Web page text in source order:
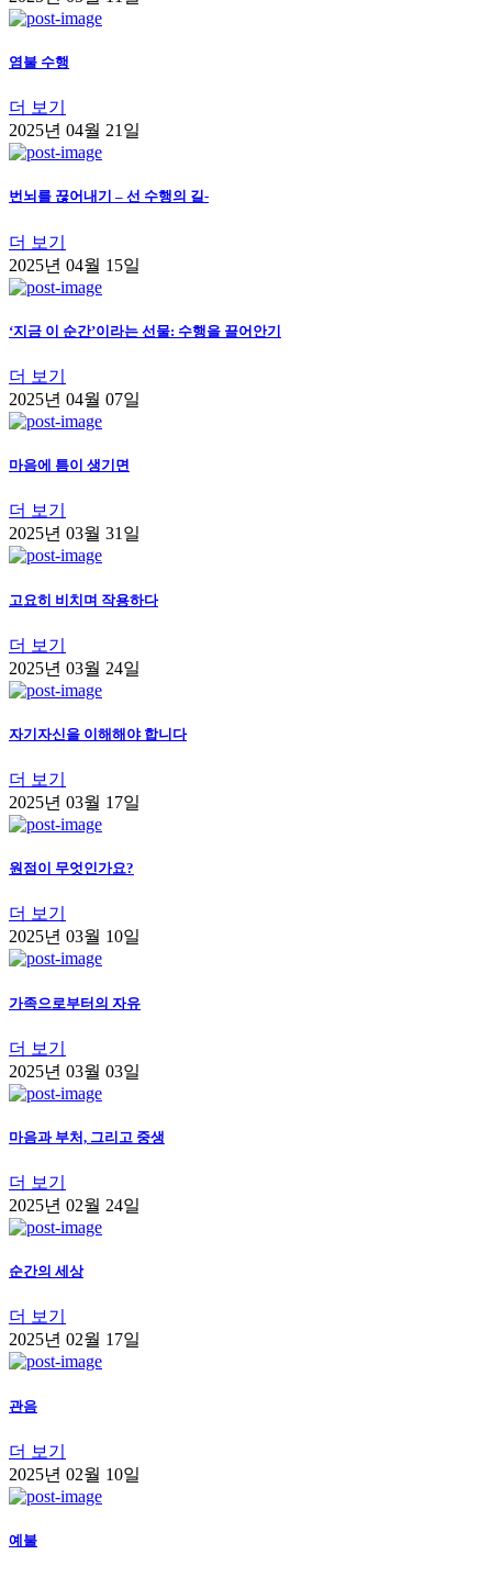
염불 수행
더 보기
2025년 04월 21일
번뇌를 끊어내기 – 선 수행의 길-
더 보기
2025년 04월 15일
‘지금 이 순간’이라는 선물: 수행을 끌어안기
더 보기
2025년 04월 07일
마음에 틈이 생기면
더 보기
2025년 03월 31일
고요히 비치며 작용하다
더 보기
2025년 03월 24일
자기자신을 이해해야 합니다
더 보기
2025년 03월 17일
원점이 무엇인가요?
더 보기
2025년 03월 10일
가족으로부터의 자유
더 보기
2025년 03월 03일
마음과 부처, 그리고 중생
더 보기
2025년 02월 24일
순간의 세상
더 보기
2025년 02월 17일
관음
더 보기
2025년 02월 10일
예불